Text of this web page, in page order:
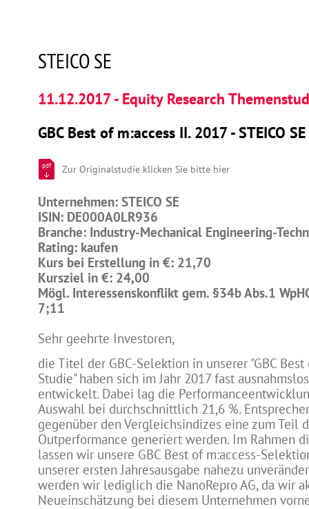
STEICO SE
11.12.2017 - Equity Research
GBC Best of m:access II. 2017 - STEICO SE
pdf Zur Originalstudie klicken Sie bitte hier
Unternehmen: STEICO SE
ISIN: DE000A0LR936
Branche: Industry-Mechanical Engineering-
Rating: kaufen
Kurs bei Erstellung in €: 21,70
Kursziel in €: 24,00
Mögl. Interessenskonflikt gem. §34b Abs.1
7;11
Sehr geehrte Investoren,
die Titel der GBC-Selektion in unserer "GBC Best
Studie" haben sich im Jahr 2017 fast
entwickelt. Dabei lag die
Auswahl bei durchschnittlich 21,6 %.
gegenüber den Vergleichsindizes eine zum Teil
Outperformance generiert werden. Im Rahmen
lassen wir unsere GBC Best of m:access-
unserer ersten Jahresausgabe nahezu
werden wir lediglich die NanoRepro AG, da wir
Neueinschätzung bei diesem Unternehmen